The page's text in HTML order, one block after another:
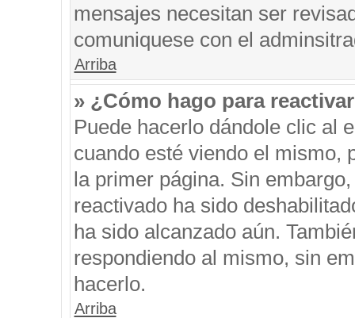
mensajes necesitan ser
comuniquese con el
Arriba
» ¿Cómo hago para
Puede hacerlo dándole clic al
cuando esté viendo el mismo,
la primer página. Sin
reactivado ha sido
ha sido alcanzado aún.
respondiendo al mismo, sin
hacerlo.
Arriba